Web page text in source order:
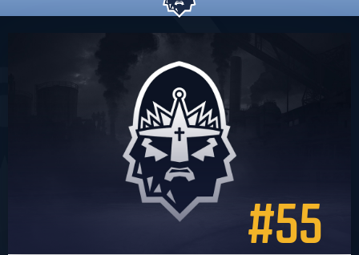
#55